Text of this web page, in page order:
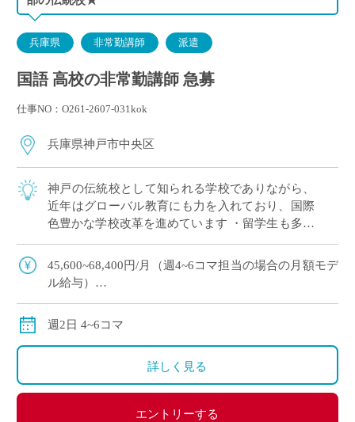
兵庫県 非常勤講師 派遣
国語 高校の非常勤講師 急募
仕事NO：O261-2607-031kok
兵庫県神戸市中央区
神戸の伝統校として知られる学校でありながら、
近年はグローバル教育にも力を入れており、国際
色豊かな学校改革を進めています ・留学生も多数
ご勤務いただける環境です ・6月にもE-S […]
45,600~68,400円/月（週4~6コマ担当の場合の月額モデ
ル給与）
週2日 4~6コマ
詳しく見る
エントリーする